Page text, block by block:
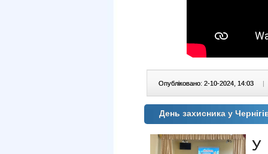
Опубліковано: 2-10-2024, 14:03 |
День захисника у
У